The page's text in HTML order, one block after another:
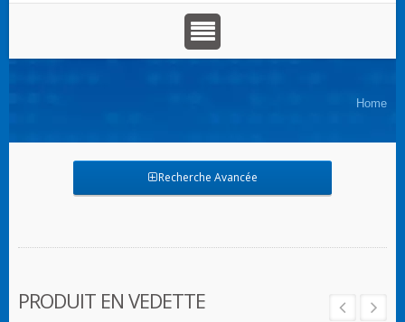
Home
Recherche Avancée
PRODUIT EN VEDETTE